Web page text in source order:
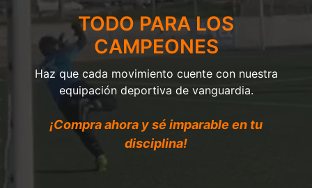
TODO PARA LOS
CAMPEONES
Haz que cada movimiento cuente con nuestra
equipación deportiva de vanguardia.
¡Compra ahora y sé imparable en tu
disciplina!